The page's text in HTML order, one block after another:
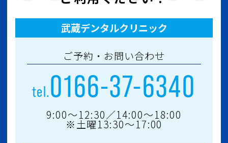
武蔵デンタルクリニック
ご予約・お問い合わせ
tel.0166-37-6340
9:00～12:30／14:00〜18:00
※土曜13:30〜17:00